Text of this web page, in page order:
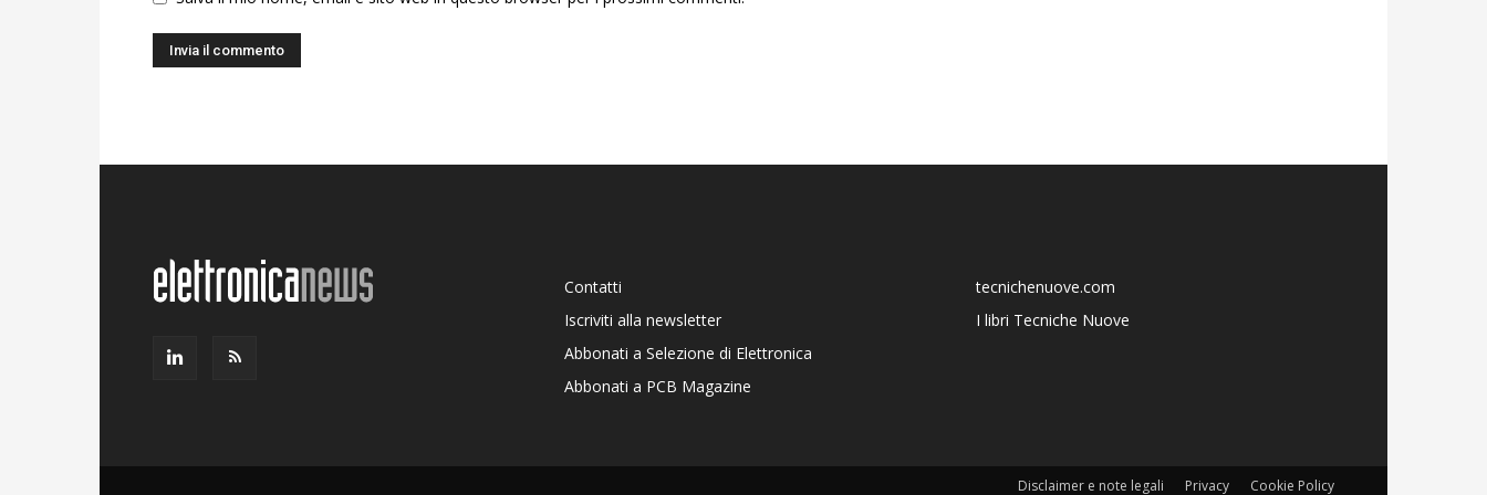
Contatti
Iscriviti alla newsletter
Abbonati a Selezione di Elettronica
Abbonati a PCB Magazine
tecnichenuove.com
I libri Tecniche Nuove
Disclaimer e note legali Privacy Cookie Policy